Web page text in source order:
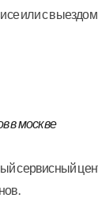
или с
в москве
сервисный